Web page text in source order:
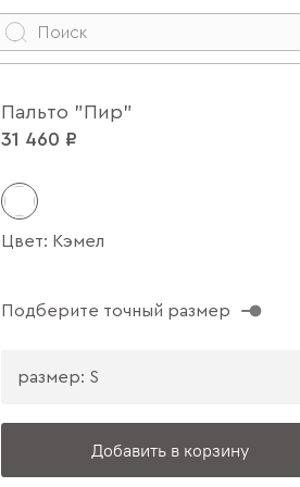
Пальто "Пир"
31 460 ₽
Добавить в корзину
Цвет: Кэмел
Подберите точный размер
размер: S